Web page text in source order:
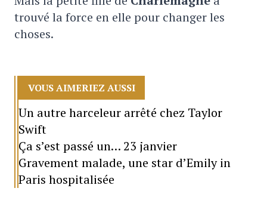
trouvé la force en elle pour changer les
choses.
VOUS AIMERIEZ AUSSI
Un autre harceleur arrêté chez Taylor
Swift
Ça s’est passé un… 23 janvier
Gravement malade, une star d’Emily in
Paris hospitalisée